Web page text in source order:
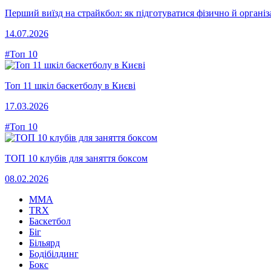
Перший виїзд на страйкбол: як підготуватися фізично й
14.07.2026
#Топ 10
Топ 11 шкіл баскетболу в Києві
17.03.2026
#Топ 10
ТОП 10 клубів для заняття боксом
08.02.2026
MMA
TRX
Баскетбол
Біг
Більярд
Бодібілдинг
Бокс